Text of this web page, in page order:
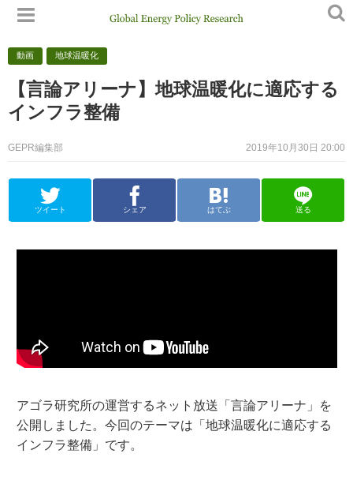
動画 地球温暖化
【言論アリーナ】地球温暖化に適応する
インフラ整備
2019年10月30日 20:00
GEPR編集部
ツイート シェア はてぶ 送る
アゴラ研究所の運営するネット放送「言論アリーナ」を
公開しました。今回のテーマは「地球温暖化に適応する
インフラ整備」です。